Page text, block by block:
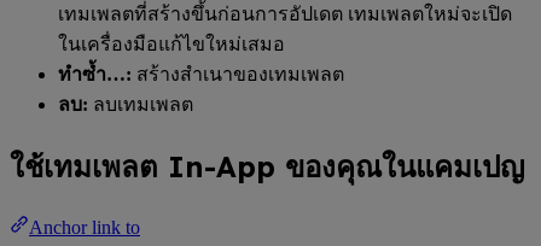
เทมเพลตที่สร้างขึ้นก่อนการอัปเดต เทมเพลตใหม่จะเปิด
ในเครื่องมือแก้ไขใหม่เสมอ
ทำซ้ำ…: สร้างสำเนาของเทมเพลต
ลบ: ลบเทมเพลต
ใช้เทมเพลต In-App ของคุณในแคมเปญ
Anchor link to